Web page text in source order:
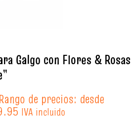
Galgo con Flores & Rosas
Rango de precios: desde
IVA incluido